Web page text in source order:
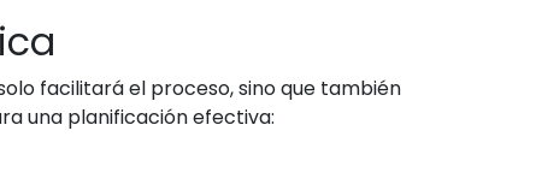
facilitará el proceso, sino que también
una planificación efectiva: